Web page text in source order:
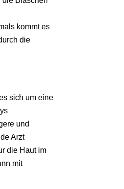
kommt es
die
sich um eine
und
Arzt
die Haut im
mit